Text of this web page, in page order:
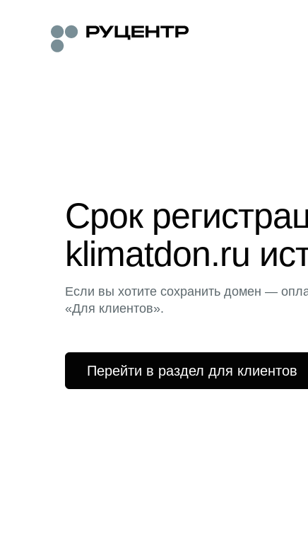
Срок
klimatdon.ru
Если вы хотите сохранить домен —
«Для клиентов».
Перейти в раздел для клиентов